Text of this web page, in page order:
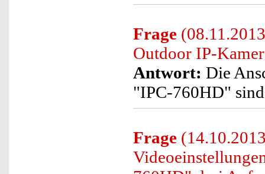
Frage
Outdoor IP-
Antwort: Die
"IPC-760HD"
Frage